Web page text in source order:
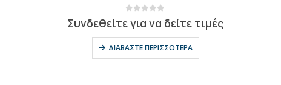
Συνδεθείτε για να δείτε τιμές
ΔΙΑΒΆΣΤΕ ΠΕΡΙΣΣΌΤΕΡΑ